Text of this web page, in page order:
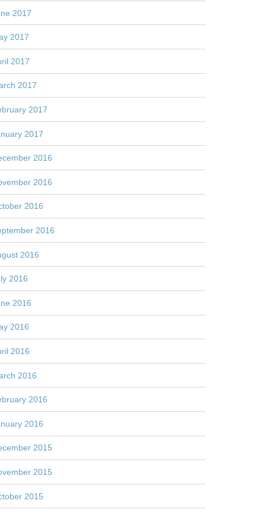
2017
2017
2017
2017
2017
2017
2016
2016
2016
2016
2016
2016
2016
2016
2016
2016
2016
2016
2015
2015
2015